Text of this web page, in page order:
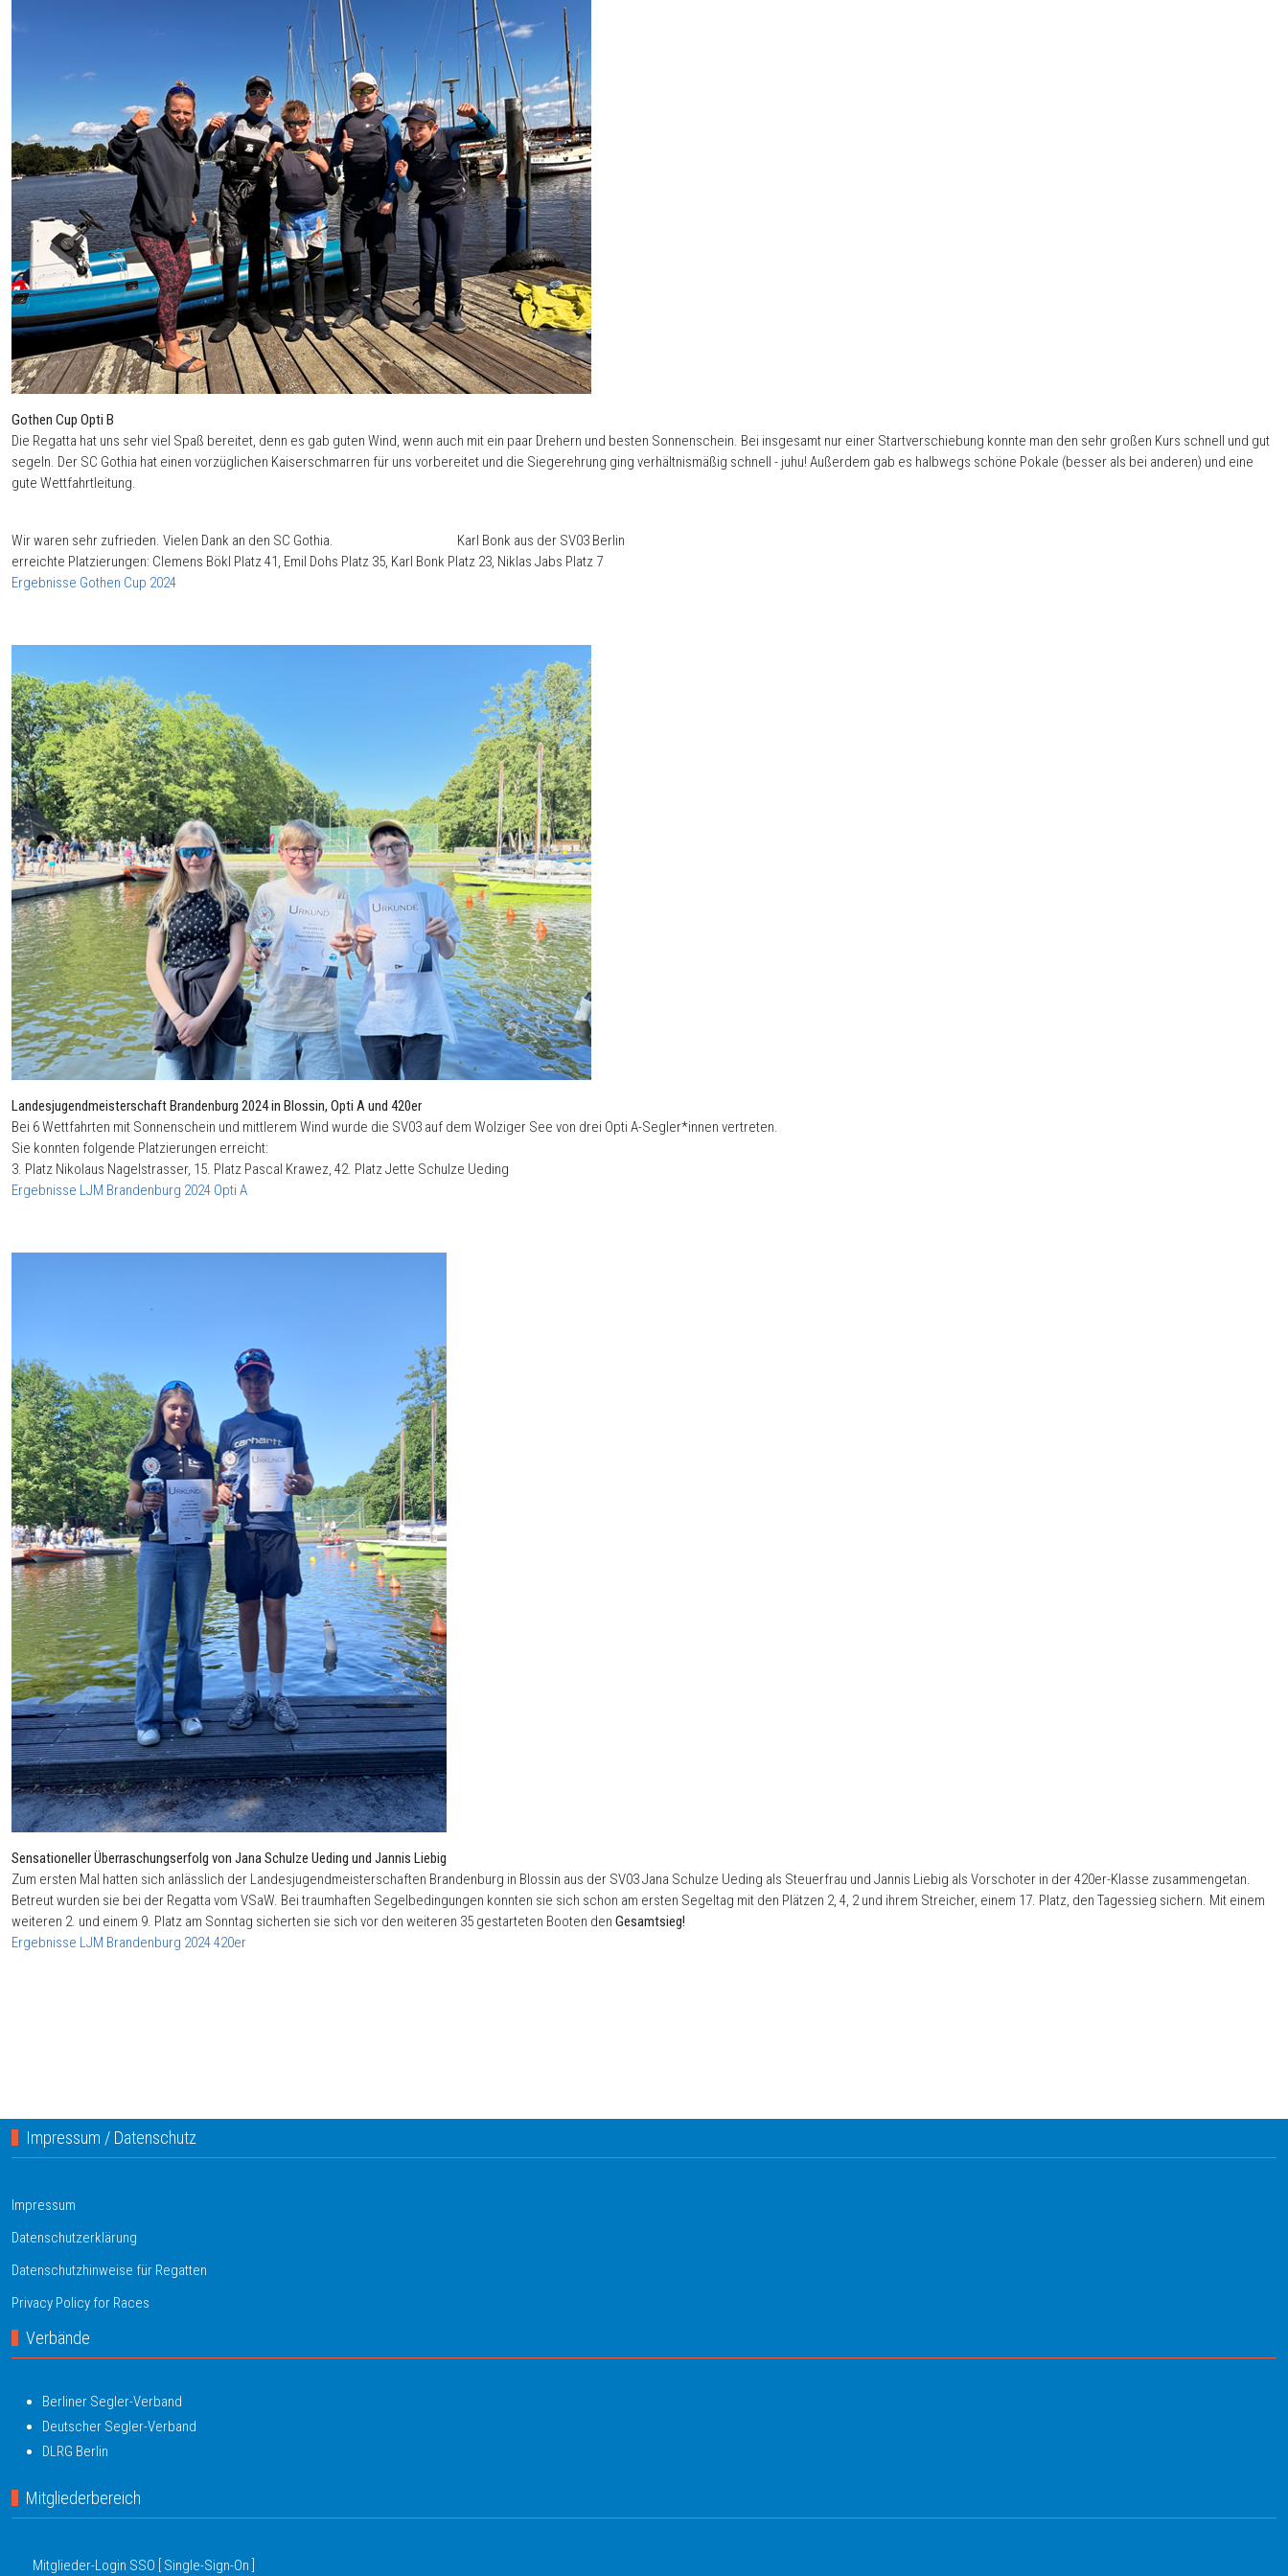
Gothen Cup Opti B
Die Regatta hat uns sehr viel Spaß bereitet, denn es gab guten Wind, wenn auch mit ein paar Drehern und besten Sonnenschein. Bei insgesamt nur einer Startverschiebung konnte man den sehr großen Kurs schnell und gut
segeln. Der SC Gothia hat einen vorzüglichen Kaiserschmarren für uns vorbereitet und die Siegerehrung ging verhältnismäßig schnell - juhu! Außerdem gab es halbwegs schöne Pokale (besser als bei anderen) und eine
gute Wettfahrtleitung.
Wir waren sehr zufrieden. Vielen Dank an den SC Gothia. Karl Bonk aus der SV03 Berlin
erreichte Platzierungen: Clemens Bökl Platz 41, Emil Dohs Platz 35, Karl Bonk Platz 23, Niklas Jabs Platz 7
Ergebnisse Gothen Cup 2024
Landesjugendmeisterschaft Brandenburg 2024 in Blossin, Opti A und 420er
Bei 6 Wettfahrten mit Sonnenschein und mittlerem Wind wurde die SV03 auf dem Wolziger See von drei Opti A-Segler*innen vertreten.
Sie konnten folgende Platzierungen erreicht:
3. Platz Nikolaus Nagelstrasser, 15. Platz Pascal Krawez, 42. Platz Jette Schulze Ueding
Ergebnisse LJM Brandenburg 2024 Opti A
Sensationeller Überraschungserfolg von Jana Schulze Ueding und Jannis Liebig
Zum ersten Mal hatten sich anlässlich der Landesjugendmeisterschaften Brandenburg in Blossin aus der SV03 Jana Schulze Ueding als Steuerfrau und Jannis Liebig als Vorschoter in der 420er-Klasse zusammengetan.
Betreut wurden sie bei der Regatta vom VSaW. Bei traumhaften Segelbedingungen konnten sie sich schon am ersten Segeltag mit den Plätzen 2, 4, 2 und ihrem Streicher, einem 17. Platz, den Tagessieg sichern. Mit einem
weiteren 2. und einem 9. Platz am Sonntag sicherten sie sich vor den weiteren 35 gestarteten Booten den Gesamtsieg!
Ergebnisse LJM Brandenburg 2024 420er
Impressum / Datenschutz
Impressum
Datenschutzerklärung
Datenschutzhinweise für Regatten
Privacy Policy for Races
Verbände
Berliner Segler-Verband
Deutscher Segler-Verband
DLRG Berlin
Mitgliederbereich
Mitglieder-Login SSO [ Single-Sign-On ]